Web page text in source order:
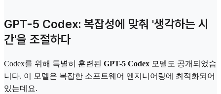
GPT-5 Codex: 복잡성에 맞춰 '생각하는 시
간'을 조절하다
Codex를 위해 특별히 훈련된 GPT-5 Codex 모델도 공개되었습
니다. 이 모델은 복잡한 소프트웨어 엔지니어링에 최적화되어
있는데요.